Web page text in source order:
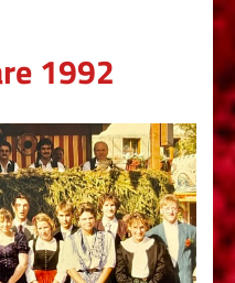
1992